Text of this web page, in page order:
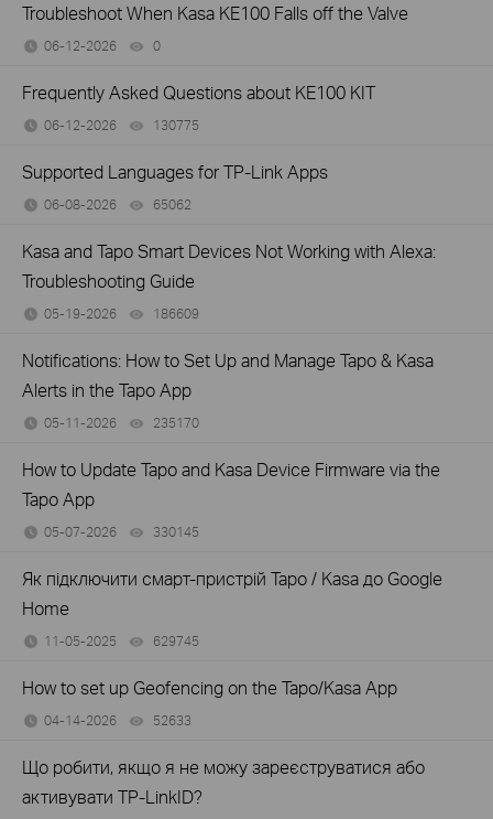
Troubleshoot When Kasa KE100 Falls off the Valve
06-12-2026 0
Frequently Asked Questions about KE100 KIT
06-12-2026 130775
Supported Languages for TP-Link Apps
06-08-2026 65062
Kasa and Tapo Smart Devices Not Working with Alexa:
Troubleshooting Guide
05-19-2026 186609
Notifications: How to Set Up and Manage Tapo & Kasa
Alerts in the Tapo App
05-11-2026 235170
How to Update Tapo and Kasa Device Firmware via the
Tapo App
05-07-2026 330145
Як підключити смарт-пристрій Tapo / Kasa до Google
Home
11-05-2025 629745
How to set up Geofencing on the Tapo/Kasa App
04-14-2026 52633
Що робити, якщо я не можу зареєструватися або
активувати TP-LinkID?